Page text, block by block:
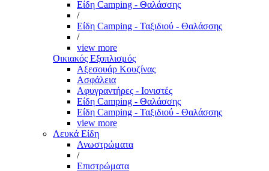
Είδη Camping - Θαλάσσης
/
Είδη Camping - Ταξιδιού - Θαλάσσης
/
view more
Οικιακός Εξοπλισμός
Αξεσουάρ Κουζίνας
Ασφάλεια
Αφυγραντήρες - Ιονιστές
Είδη Camping - Θαλάσσης
Είδη Camping - Ταξιδιού - Θαλάσσης
view more
Λευκά Είδη
Ανωστρώματα
/
Επιστρώματα